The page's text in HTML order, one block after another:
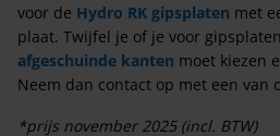
voor de Hydro RK gipsplaten met
plaat. Twijfel je of je voor
afgeschuinde kanten moet kiezen
Neem dan contact op met een van
*prijs november 2025 (incl. BTW)